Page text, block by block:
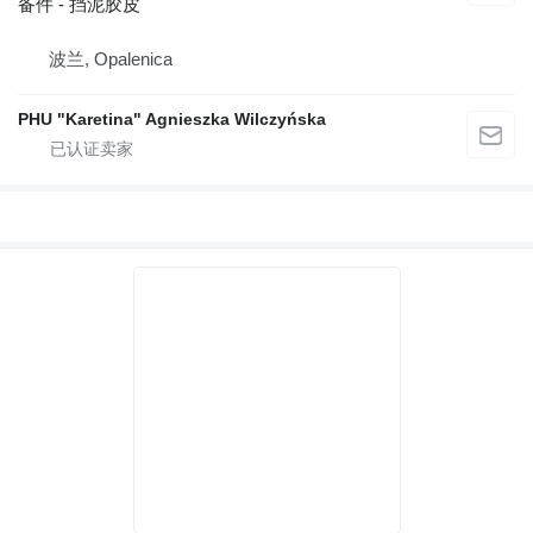
波兰, Opalenica
PHU "Karetina" Agnieszka Wilczyńska